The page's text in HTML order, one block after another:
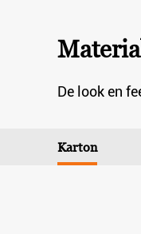
De look en
Karton